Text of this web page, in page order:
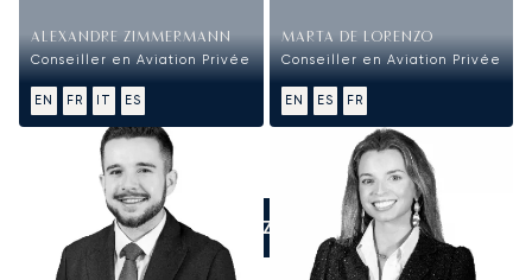
ALEXANDRE ZIMMERMANN
Conseiller en Aviation Privée
EN FR IT ES
MARTA DE LORENZO
Conseiller en Aviation Privée
EN ES FR
APPELEZ-NOUS